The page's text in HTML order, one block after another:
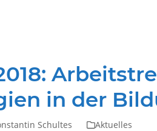
in der
Schultes Aktuelles